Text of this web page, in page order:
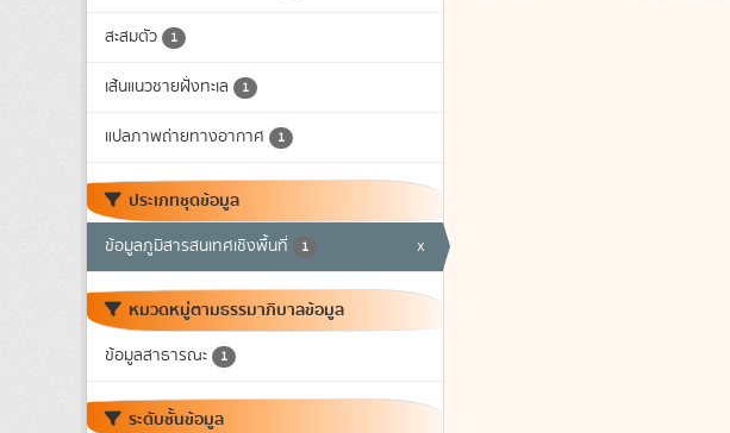
สะสมตัว 1
เส้นแนวชายฝั่งทะเล 1
แปลภาพถ่ายทางอากาศ 1
ประเภทชุดข้อมูล
ข้อมูลภูมิสารสนเทศเชิงพื้นที่ 1 x
หมวดหมู่ตามธรรมาภิบาลข้อมูล
ข้อมูลสาธารณะ 1
ระดับชั้นข้อมูล